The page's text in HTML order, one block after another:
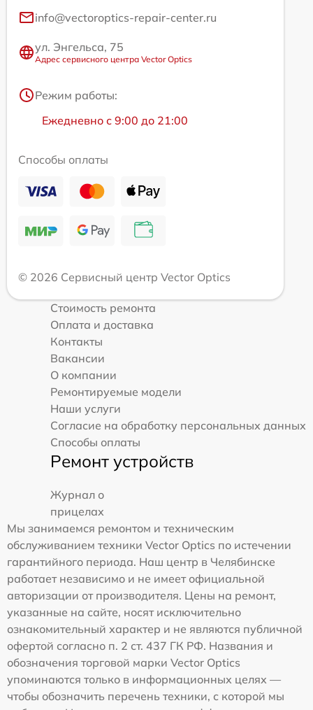
info@vectoroptics-repair-center.ru
ул. Энгельса, 75
Адрес сервисного центра Vector Optics
Режим работы:
Ежедневно с 9:00 до 21:00
Способы оплаты
© 2026 Сервисный центр Vector Optics
Стоимость ремонта
Оплата и доставка
Контакты
Вакансии
О компании
Ремонтируемые модели
Наши услуги
Согласие на обработку персональных данных
Способы оплаты
Ремонт устройств
Журнал о
прицелах
Мы занимаемся ремонтом и техническим
обслуживанием техники Vector Optics по истечении
гарантийного периода. Наш центр в Челябинске
работает независимо и не имеет официальной
авторизации от производителя. Цены на ремонт,
указанные на сайте, носят исключительно
ознакомительный характер и не являются публичной
офертой согласно п. 2 ст. 437 ГК РФ. Названия и
обозначения торговой марки Vector Optics
упоминаются только в информационных целях —
чтобы обозначить перечень техники, с которой мы